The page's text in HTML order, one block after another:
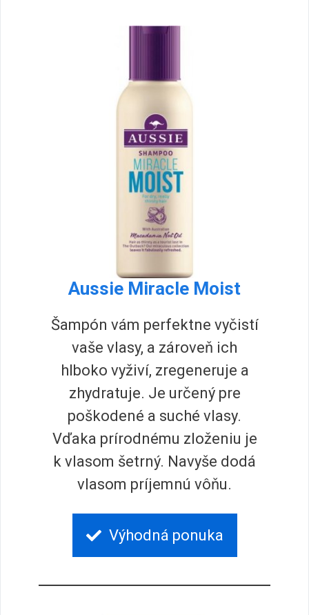
Aussie Miracle Moist
Šampón vám perfektne vyčistí
vaše vlasy, a zároveň ich
hlboko vyživí, zregeneruje a
zhydratuje. Je určený pre
poškodené a suché vlasy.
Vďaka prírodnému zloženiu je
k vlasom šetrný. Navyše dodá
vlasom príjemnú vôňu.
Výhodná ponuka